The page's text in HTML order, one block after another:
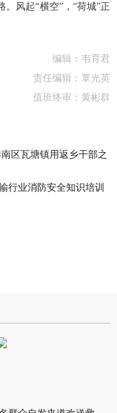
。风起“横空”，“荷城”正
编辑：韦育君
责任编辑：覃光英
值班终审：黄彬群
区瓦塘镇用返乡干部之
行业消防安全知识培训